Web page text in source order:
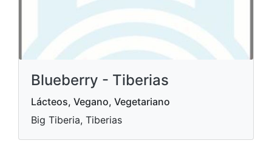
Blueberry - Tiberias
Lácteos, Vegano, Vegetariano
Big Tiberia, Tiberias